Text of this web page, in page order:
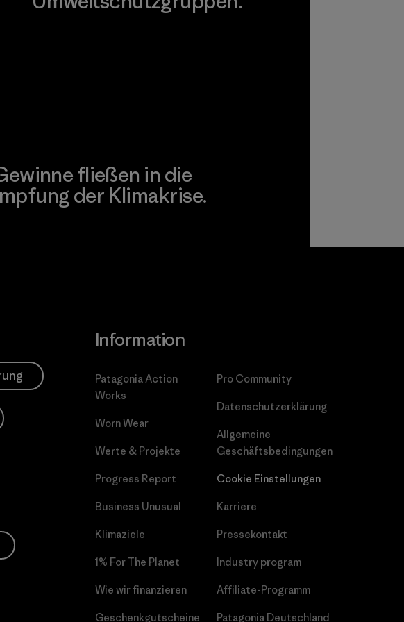
fließen in die
der Klimakrise.
Information
Patagonia Action
Works
Worn Wear
Werte & Projekte
Progress Report
Business Unusual
Klimaziele
1% For The Planet
Wie wir finanzieren
Geschenkgutscheine
Pro Community
Datenschutzerklärung
Allgemeine
Geschäftsbedingungen
Cookie Einstellungen
Karriere
Pressekontakt
Industry program
Affiliate-Programm
Patagonia Deutschland